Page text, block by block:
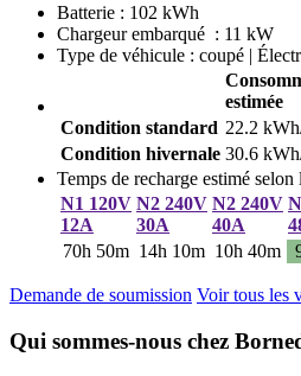
Batterie : 102 kWh
Chargeur embarqué : 11 kW
Type de véhicule : coupé |
estimée
Condition standard 22.2
Condition hivernale 30.6
Temps de recharge estimé selon
N1 120V
12A
N2 240V
30A
N2 240V
40A
70h 50m 14h 10m 10h 40m
Demande de soumission Voir tous les
Qui sommes-nous chez